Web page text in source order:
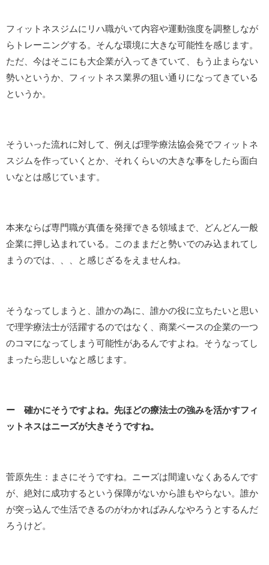
フィットネスジムにリハ職がいて内容や運動強度を調整しなが
らトレーニングする。そんな環境に大きな可能性を感じます。
ただ、今はそこにも大企業が入ってきていて、もう止まらない
勢いというか、フィットネス業界の狙い通りになってきている
というか。
そういった流れに対して、例えば理学療法協会発でフィットネ
スジムを作っていくとか、それくらいの大きな事をしたら面白
いなとは感じています。
本来ならば専門職が真価を発揮できる領域まで、どんどん一般
企業に押し込まれている。このままだと勢いでのみ込まれてし
まうのでは、、、と感じざるをえませんね。
そうなってしまうと、誰かの為に、誰かの役に立ちたいと思い
で理学療法士が活躍するのではなく、商業ベースの企業の一つ
のコマになってしまう可能性があるんですよね。そうなってし
まったら悲しいなと感じます。
ー 確かにそうですよね。先ほどの療法士の強みを活かすフィ
ットネスはニーズが大きそうですね。
菅原先生：まさにそうですね。ニーズは間違いなくあるんです
が、絶対に成功するという保障がないから誰もやらない。誰か
が突っ込んで生活できるのがわかればみんなやろうとするんだ
ろうけど。